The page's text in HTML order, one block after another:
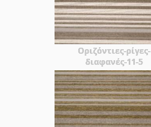
Οριζόντιες-ρίγες-
διαφανές-11-5